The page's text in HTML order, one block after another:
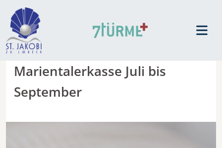
Marientalerkasse Juli bis
September